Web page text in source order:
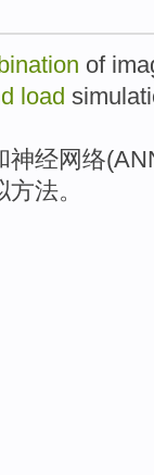
of
load
神经网络
方法。